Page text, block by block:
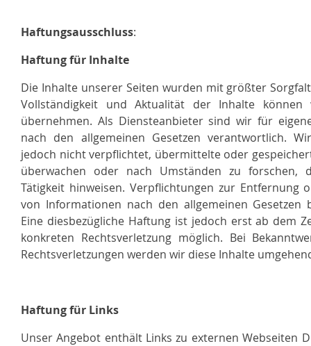
Haftungsausschluss:
Haftung für Inhalte
Die Inhalte unserer Seiten wurden mit größter
Vollständigkeit und Aktualität der Inhalte
übernehmen. Als Diensteanbieter sind wir für
nach den allgemeinen Gesetzen verantwortlich.
jedoch nicht verpflichtet, übermittelte oder
überwachen oder nach Umständen zu forschen,
Tätigkeit hinweisen. Verpflichtungen zur Entfernung
von Informationen nach den allgemeinen
Eine diesbezügliche Haftung ist jedoch erst ab dem
konkreten Rechtsverletzung möglich. Bei
Rechtsverletzungen werden wir diese Inhalte
Haftung für Links
Unser Angebot enthält Links zu externen Webseiten